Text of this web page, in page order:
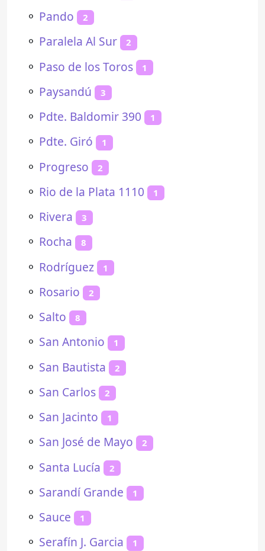
⚬ Pando 2
⚬ Paralela Al Sur 2
⚬ Paso de los Toros 1
⚬ Paysandú 3
⚬ Pdte. Baldomir 390 1
⚬ Pdte. Giró 1
⚬ Progreso 2
⚬ Rio de la Plata 1110 1
⚬ Rivera 3
⚬ Rocha 8
⚬ Rodríguez 1
⚬ Rosario 2
⚬ Salto 8
⚬ San Antonio 1
⚬ San Bautista 2
⚬ San Carlos 2
⚬ San Jacinto 1
⚬ San José de Mayo 2
⚬ Santa Lucía 2
⚬ Sarandí Grande 1
⚬ Sauce 1
⚬ Serafín J. Garcia 1